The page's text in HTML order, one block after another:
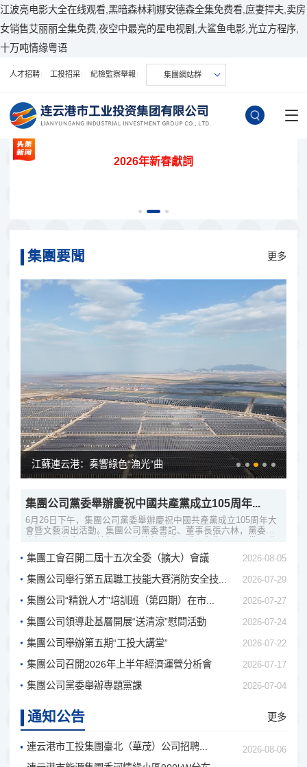
江波亮电影大全在线观看,黑暗森林莉娜安德森全集免费看,庶妻捍夫,卖房
女销售艾丽丽全集免费,夜空中最亮的星电视剧,大鲨鱼电影,光立方程序,
十万吨情缘粤语
人才招聘 工投招采 紀檢監察舉報 集團網站群
劃書 2026年新春獻詞
集團要聞 更多
江蘇連云港：奏響綠色“漁光”曲 江蘇
集團公司黨委舉辦慶祝中國共產黨成立105周年...
6月26日下午，集團公司黨委舉辦慶祝中國共產黨成立105周年大
會暨文藝演出活動。集團公司黨委書記、董事長張六林，黨委副
眾代表600余人參加活動。張六林在講...
集團工會召開二屆十五次全委（擴大）會議 2026-08-05
集團公司舉行第五屆職工技能大賽消防安全技... 2026-07-29
集團公司“精銳人才”培訓班（第四期）在市... 2026-07-27
集團公司領導赴基層開展“送清涼”慰問活動 2026-07-24
集團公司舉辦第五期“工投大講堂” 2026-07-22
集團公司召開2026年上半年經濟運營分析會 2026-07-17
集團公司黨委舉辦專題黨課 2026-07-04
通知公告 更多
連云港市工投集團臺北（華茂）公司招聘... 2026-08-06